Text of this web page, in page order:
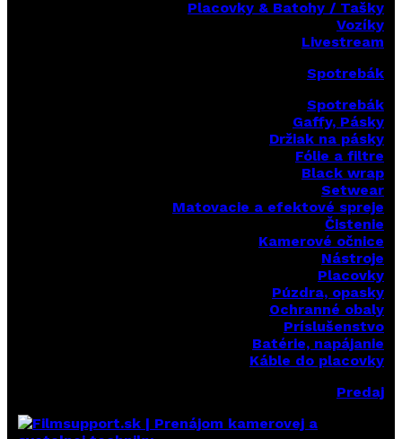
Placovky & Batohy / Tašky
Vozíky
Livestream
Spotrebák
Spotrebák
Gaffy, Pásky
Držiak na pásky
Fólie a filtre
Black wrap
Setwear
Matovacie a efektové spreje
Čistenie
Kamerové očnice
Nástroje
Placovky
Púzdra, opasky
Ochranné obaly
Príslušenstvo
Batérie, napájanie
Káble do placovky
Predaj